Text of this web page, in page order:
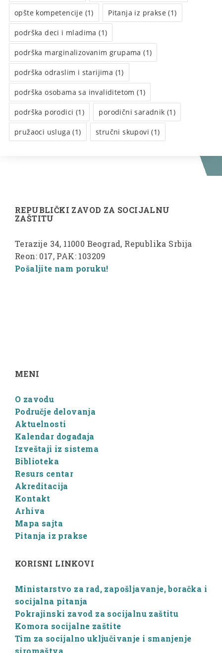
opšte kompetencije (1) Pitanja iz prakse (1)
podrška deci i mladima (1)
podrška marginalizovanim grupama (1)
podrška odraslim i starijima (1)
podrška osobama sa invaliditetom (1)
podrška porodici (1) porodični saradnik (1)
pružaoci usluga (1) stručni skupovi (1)
REPUBLIČKI ZAVOD ZA SOCIJALNU
ZAŠTITU
Terazije 34, 11000 Beograd, Republika Srbija
Reon: 017, PAK: 103209
Pošaljite nam poruku!
MENI
O zavodu
Područje delovanja
Aktuelnosti
Kalendar događaja
Izveštaji iz sistema
Biblioteka
Resurs centar
Akreditacija
Kontakt
Arhiva
Mapa sajta
Pitanja iz prakse
KORISNI LINKOVI
Ministarstvo za rad, zapošljavanje, boračka i
socijalna pitanja
Pokrajinski zavod za socijalnu zaštitu
Komora socijalne zaštite
Tim za socijalno uključivanje i smanjenje
siromaštva